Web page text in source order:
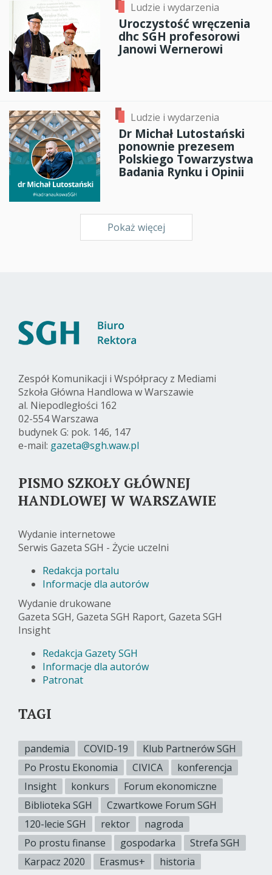
Ludzie i wydarzenia
Uroczystość wręczenia
dhc SGH profesorowi
Janowi Wernerowi
Ludzie i wydarzenia
Dr Michał Lutostański
ponownie prezesem
Polskiego Towarzystwa
Badania Rynku i Opinii
Pokaż więcej
Zespół Komunikacji i Współpracy z Mediami
Szkoła Główna Handlowa w Warszawie
al. Niepodległości 162
02-554 Warszawa
budynek G: pok. 146, 147
e-mail: gazeta@sgh.waw.pl
PISMO SZKOŁY GŁÓWNEJ
HANDLOWEJ W WARSZAWIE
Wydanie internetowe
Serwis Gazeta SGH - Życie uczelni
Redakcja portalu
Informacje dla autorów
Wydanie drukowane
Gazeta SGH, Gazeta SGH Raport, Gazeta SGH
Insight
Redakcja Gazety SGH
Informacje dla autorów
Patronat
TAGI
pandemia COVID-19
Klub Partnerów SGH
Po Prostu Ekonomia
CIVICA
konferencja
Insight
konkurs
Forum ekonomiczne
Biblioteka SGH
Czwartkowe Forum SGH
120-lecie SGH
rektor
nagroda
Po prostu finanse
gospodarka
Strefa SGH
Karpacz 2020
Erasmus+ historia